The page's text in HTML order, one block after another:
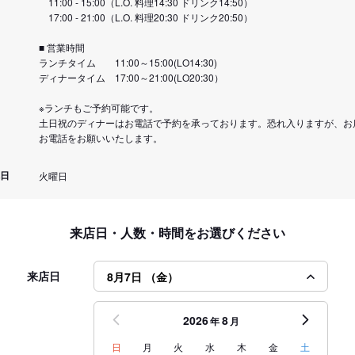
17:00 - 21:00（L.O. 料理20:30 ドリンク20:50）
■ 営業時間
ランチタイム 11:00～15:00(LO14:30)
ディナータイム 17:00～21:00(LO20:30）
※ランチもご予約可能です。
土日祝のディナーはお電話で予約を承っております。恐れ入りますが、
お電話をお願いいたします。
火曜日
来店日・人数・時間をお選びください
来店日 8月7日 （金）
2026年8月
日 月 火 水 木 金 土